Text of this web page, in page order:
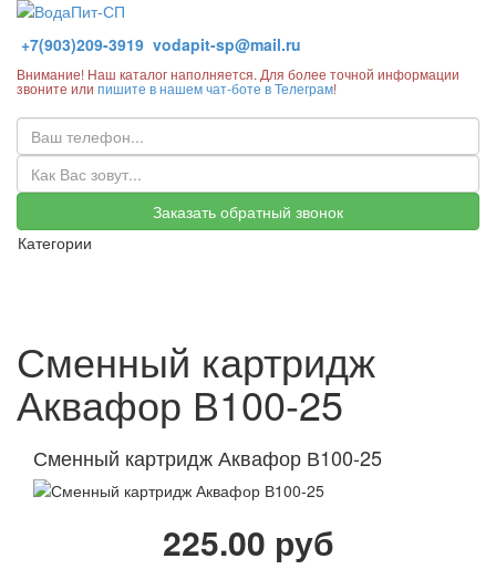
+7(903)209-3919 vodapit-sp@mail.ru
Внимание! Наш каталог наполняется. Для более точной информации
звоните или пишите в нашем чат-боте в Телеграм!
Заказать обратный звонок
Категории
Сменный картридж
Аквафор В100-25
Сменный картридж Аквафор В100-25
225.00 руб